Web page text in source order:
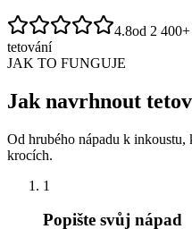
4.8od 2
tetování
JAK TO FUNGUJE
Jak navrhnout
Od hrubého nápadu k
krocích.
1
Popište svůj nápad